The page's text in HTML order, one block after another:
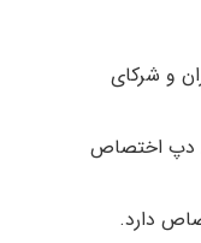
و شرکای
پلی دپ اختصاص